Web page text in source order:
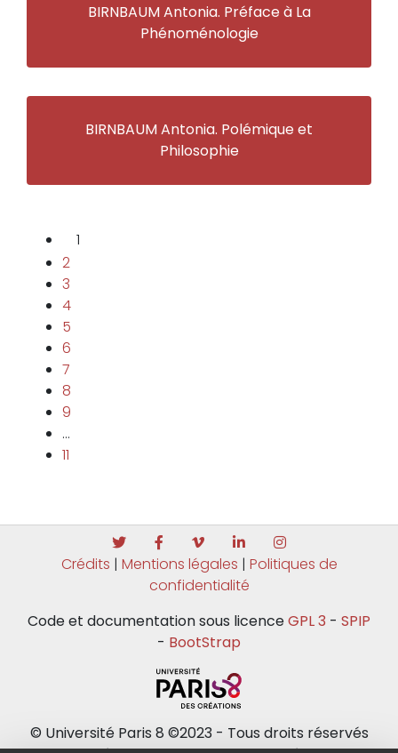
BIRNBAUM Antonia. Préface à La
Phénoménologie
BIRNBAUM Antonia. Polémique et
Philosophie
1
2
3
4
5
6
7
8
9
…
11
Crédits | Mentions légales | Politiques de
confidentialité
Code et documentation sous licenceGPL 3 - SPIP
- BootStrap
© Université Paris 8 ©2023 - Tous droits réservés